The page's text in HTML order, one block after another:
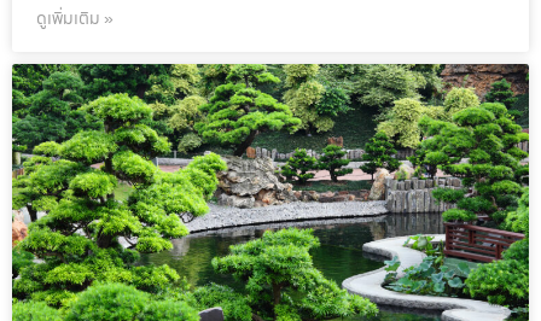
ดูเพิ่มเติม »